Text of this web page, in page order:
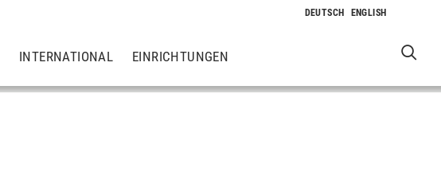
INTERNATIONAL EINRICHTUNGEN